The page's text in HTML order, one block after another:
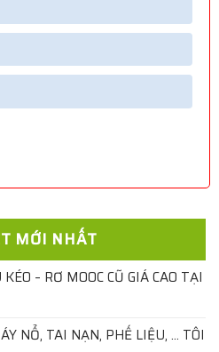
MỚI NHẤT
– RƠ MOOC CŨ GIÁ CAO TẠI
NỔ, TAI NẠN, PHẾ LIỆU, … TÔI